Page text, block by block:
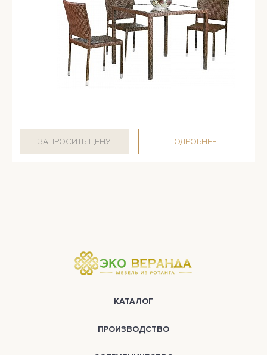
ЗАПРОСИТЬ ЦЕНУ ПОДРОБНЕЕ
КАТАЛОГ
ПРОИЗВОДСТВО